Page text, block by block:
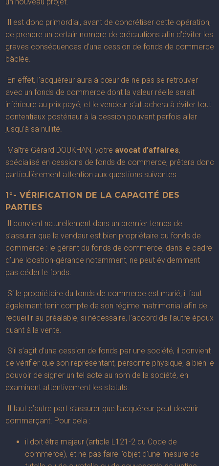
Il est donc primordial, avant de concrétiser cette opération,
de prendre un certain nombre de précautions afin d’éviter les
graves conséquences d’une cession de fonds de commerce
bâclée.
En effet, l’acquéreur aura à cœur de ne pas se retrouver
avec un fonds de commerce dont la valeur réelle serait
inférieure au prix payé, et le vendeur s’attachera à éviter tout
contentieux postérieur à la cession pouvant parfois aller
jusqu’à sa nullité.
Maître Gérard DOUKHAN, votre avocat d’affaires,
spécialisé en cessions de fonds de commerce, prêtera donc
particulièrement attention aux questions suivantes :
1°- VÉRIFICATION DE LA CAPACITÉ DES
PARTIES
Il convient naturellement dans un premier temps de
s’assurer que le vendeur est bien propriétaire du fonds de
commerce : le gérant du fonds de commerce, dans le cadre
d’une location-gérance notamment, ne peut évidemment
pas céder le fonds.
Si le propriétaire du fonds de commerce est marié, il faut
également tenir compte de son régime matrimonial afin de
recueillir au préalable, si nécessaire, l’accord de l’autre époux
quant à la vente.
S’il s’agit d’une cession de fonds par une société, il convient
de vérifier que son représentant, personne physique, a bien le
pouvoir de signer un tel acte au nom de la société, en
examinant attentivement les statuts.
Il faut d’autre part s’assurer que l’acquéreur peut devenir
commerçant. Pour cela :
il doit être majeur (article L121-2 du Code de
commerce), et ne pas faire l’objet d’une mesure de